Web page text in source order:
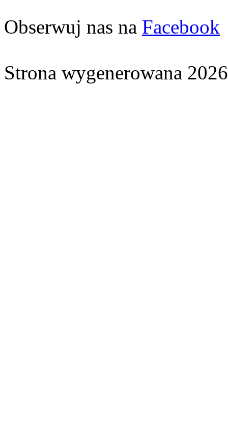
Obserwuj nas na Facebook
Strona wygenerowana